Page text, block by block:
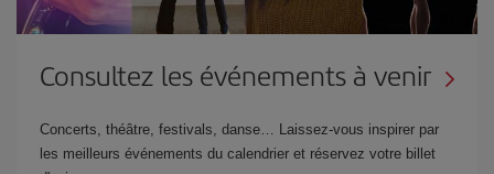
Consultez les événements à venir
Concerts, théâtre, festivals, danse… Laissez-vous inspirer par
les meilleurs événements du calendrier et réservez votre billet